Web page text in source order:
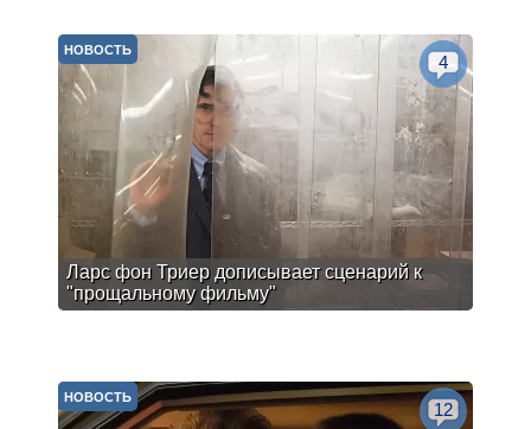
Ларс фон Триер дописывает сценарий к
"прощальному фильму"
НОВОСТЬ
4
НОВОСТЬ
12